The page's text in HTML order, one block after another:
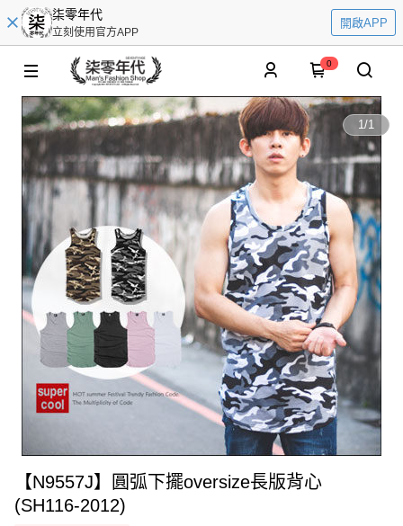
柒零年代
立刻使用官方APP
開啟APP
0
1/1
【N9557J】圓弧下擺oversize長版背心
(SH116-2012)